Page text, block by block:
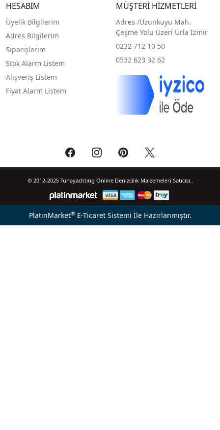
HESABIM
Üyelik Bilgilerim
Adres Bilgilerim
Siparişlerim
Stok Alarm Listem
Alışveriş Listem
Fiyat Alarm Listem
MÜŞTERİ HİZMETLERİ
Adres /Uzunkuyu Mah.
Çeşme Yolu Üzeri Urla İzmir
0232 712 10 50
0532 623 32 62
© 2012-2025 Tunayachting Online Denizcilik Malzemeleri Satıcısı..
PlatinMarket®E-Ticaret Sistemi İle Hazırlanmıştır.